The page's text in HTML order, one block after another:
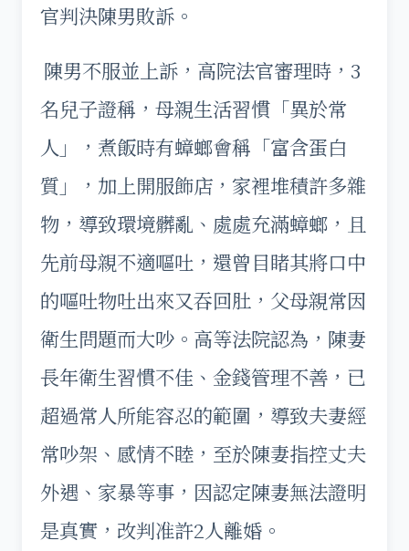
官判決陳男敗訴。
陳男不服並上訴，高院法官審理時，3
名兒子證稱，母親生活習慣「異於常
人」，煮飯時有蟑螂會稱「富含蛋白
質」，加上開服飾店，家裡堆積許多雜
物，導致環境髒亂、處處充滿蟑螂，且
先前母親不適嘔吐，還曾目睹其將口中
的嘔吐物吐出來又吞回肚，父母親常因
衛生問題而大吵。高等法院認為，陳妻
長年衛生習慣不佳、金錢管理不善，已
超過常人所能容忍的範圍，導致夫妻經
常吵架、感情不睦，至於陳妻指控丈夫
外遇、家暴等事，因認定陳妻無法證明
是真實，改判准許2人離婚。